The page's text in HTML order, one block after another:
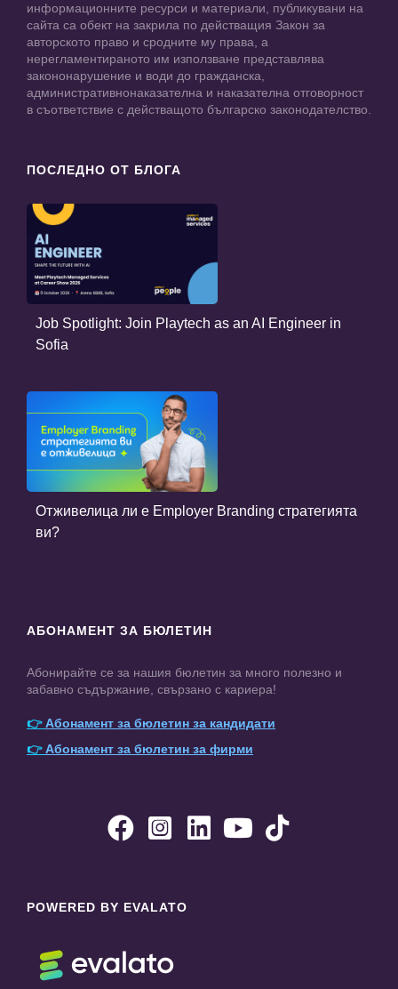
информационните ресурси и материали, публикувани на
сайта са обект на закрила по действащия Закон за
авторското право и сродните му права, а
нерегламентираното им използване представлява
закононарушение и води до гражданска,
административнонаказателна и наказателна отговорност
в съответствие с действащото българско законодателство.
ПОСЛЕДНО ОТ БЛОГА
Job Spotlight: Join Playtech as an AI Engineer in
Sofia
Отживелица ли е Employer Branding стратегията
ви?
АБОНАМЕНТ ЗА БЮЛЕТИН
Абонирайте се за нашия бюлетин за много полезно и
забавно съдържание, свързано с кариера!
👉Абонамент за бюлетин за кандидати
👉Абонамент за бюлетин за фирми
    
POWERED BY EVALATO